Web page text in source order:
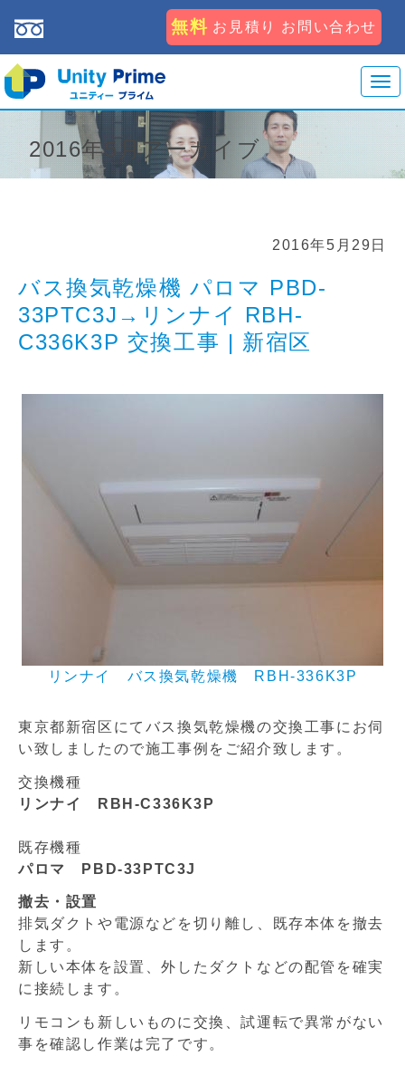
無料 お見積り お問い合わせ
T
o
g
g
l
a
2016年5月アーカイブ
2016年5月29日
バス換気乾燥機 パロマ PBD-
33PTC3J→リンナイ RBH-
C336K3P 交換工事 | 新宿区
リンナイ バス換気乾燥機 RBH-336K3P
東京都新宿区にてバス換気乾燥機の交換工事にお伺
い致しましたので施工事例をご紹介致します。
交換機種
リンナイ RBH-C336K3P
既存機種
パロマ PBD-33PTC3J
撤去・設置
排気ダクトや電源などを切り離し、既存本体を撤去
します。
新しい本体を設置、外したダクトなどの配管を確実
に接続します。
リモコンも新しいものに交換、試運転で異常がない
事を確認し作業は完了です。